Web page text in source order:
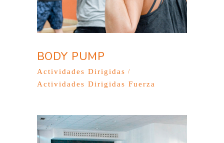
BODY PUMP
Actividades Dirigidas
Actividades Dirigidas Fuerza